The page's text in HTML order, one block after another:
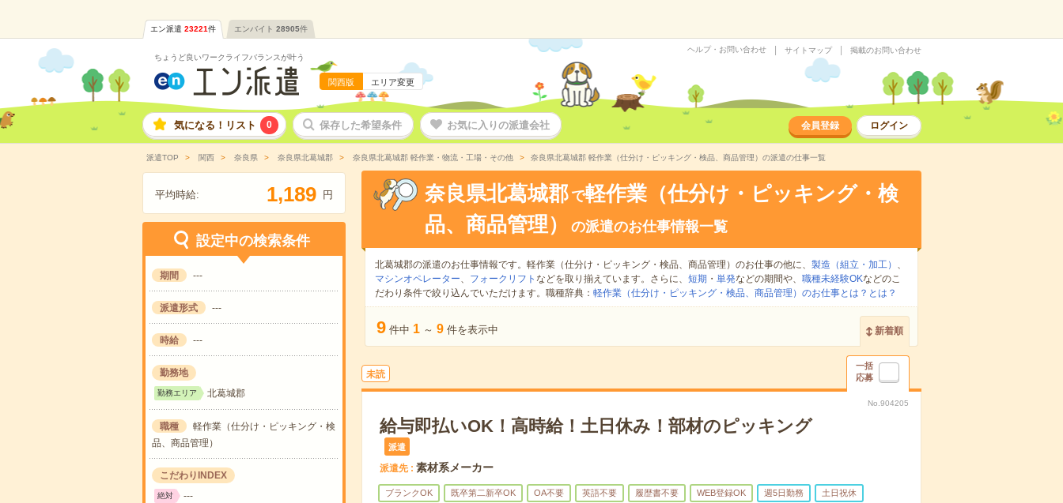
エン派遣 23221件 エンバイト 28905件
ちょうど良いワークライフバランスが叶う
関西版 エリア変更
ヘルプ・お問い合わせ サイトマップ 掲載のお問い合わせ
気になる！リスト 0 保存した希望条件 お気に入りの派遣会社 会員登録 ログイン
派遣TOP 関西 奈良県 奈良県北葛城郡 奈良県北葛城郡 軽作業・物流・工場・その他 奈良県北葛城郡 軽作業（仕分け・ピッキング・検品、商品管理）の派遣の仕事一覧
平均時給: 1,189 円
設定中の検索条件
期間 ---
派遣形式 ---
時給 ---
勤務地
勤務エリア 北葛城郡
職種
軽作業（仕分け・ピッキング・検
品、商品管理）
こだわりINDEX
絶対 ---
奈良県北葛城郡 で軽作業（仕分け・ピッキング・検
品、商品管理）
の派遣のお仕事情報一覧
北葛城郡の派遣のお仕事情報です。軽作業（仕分け・ピッキング・検品、商品管理）のお仕事の他に、 製造（組立・加工） 、
マシンオペレーター、 フォークリフト などを取り揃えています。さらに、 短期 ・ 単発などの期間や、 職種未経験OKなどのこ
だわり条件で絞り込んでいただけます。職種辞典： 軽作業（仕分け・ピッキング・検品、商品管理）のお仕事とは？とは？
9 件中 1 ～ 9 件を表示中 新着順
未読
一括
応募
No.904205
給与即払いOK！高時給！土日休み！部材のピッキング
派遣
派遣先 素材系メーカー
ブランクOK 既卒第二新卒OK OA不要 英語不要 履歴書不要 WEB登録OK 週5日勤務 土日祝休